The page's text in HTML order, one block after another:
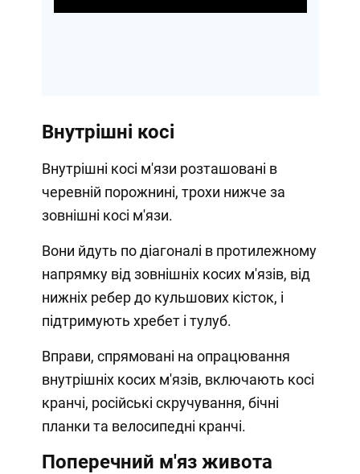
Внутрішні косі
Внутрішні косі м'язи розташовані в
черевній порожнині, трохи нижче за
зовнішні косі м'язи.
Вони йдуть по діагоналі в протилежному
напрямку від зовнішніх косих м'язів, від
нижніх ребер до кульшових кісток, і
підтримують хребет і тулуб.
Вправи, спрямовані на опрацювання
внутрішніх косих м'язів, включають косі
кранчі, російські скручування, бічні
планки та велосипедні кранчі.
Поперечний м'яз живота